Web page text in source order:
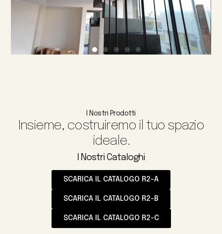
I Nostri Prodotti
Insieme, costruiremo il tuo spazio
ideale.
I Nostri Cataloghi
SCARICA IL CATALOGO R2-A
SCARICA IL CATALOGO R2-B
SCARICA IL CATALOGO R2-C